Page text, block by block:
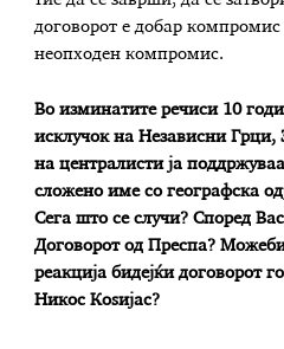
договорот е добар компромис
неопходен компромис.
Во изминатите речиси 10
исклучок на Независни Грци,
на централисти ја
сложено име со географска
Сега што се случи? Според
Договорот од Преспа?
реакција бидејќи договорот
Никос Коѕијас?